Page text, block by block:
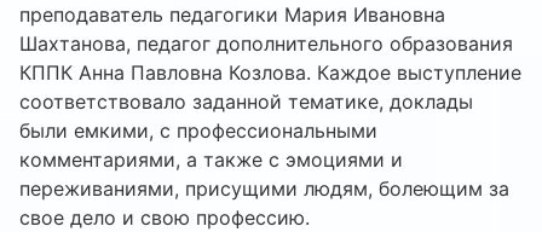
преподаватель педагогики Мария Ивановна
Шахтанова, педагог дополнительного образования
КППК Анна Павловна Козлова. Каждое выступление
соответствовало заданной тематике, доклады
были емкими, с профессиональными
комментариями, а также с эмоциями и
переживаниями, присущими людям, болеющим за
свое дело и свою профессию.